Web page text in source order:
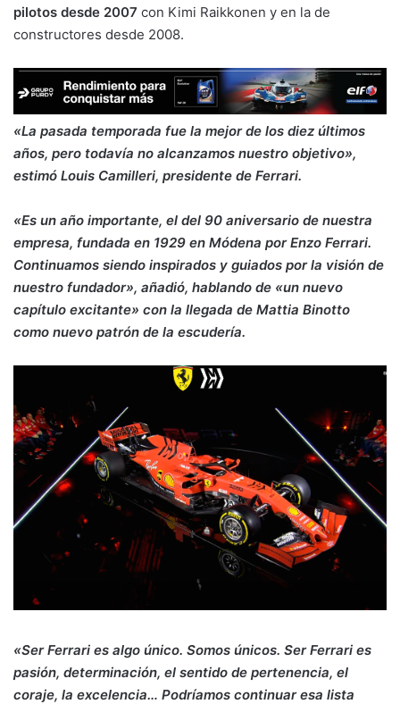
pilotos desde 2007 con Kimi Raikkonen y en la de
constructores desde 2008.
«La pasada temporada fue la mejor de los diez últimos
años, pero todavía no alcanzamos nuestro objetivo»,
estimó Louis Camilleri, presidente de Ferrari.
«Es un año importante, el del 90 aniversario de nuestra
empresa, fundada en 1929 en Módena por Enzo Ferrari.
Continuamos siendo inspirados y guiados por la visión de
nuestro fundador», añadió, hablando de «un nuevo
capítulo excitante» con la llegada de Mattia Binotto
como nuevo patrón de la escudería.
«Ser Ferrari es algo único. Somos únicos. Ser Ferrari es
pasión, determinación, el sentido de pertenencia, el
coraje, la excelencia… Podríamos continuar esa lista